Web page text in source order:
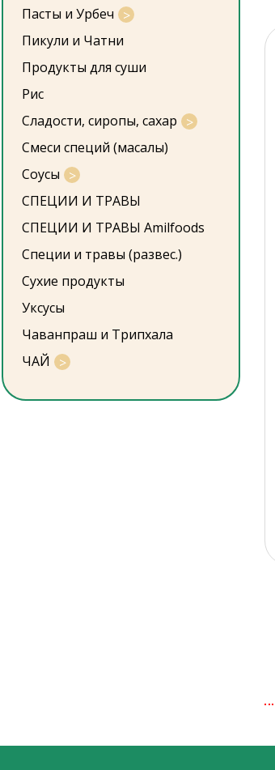
Пасты и Урбеч
Пикули и Чатни
Продукты для суши
Рис
Сладости, сиропы, сахар
Смеси специй (масалы)
Соусы
СПЕЦИИ И ТРАВЫ
СПЕЦИИ И ТРАВЫ Amilfoods
Специи и травы (развес.)
Сухие продукты
Уксусы
Чаванпраш и Трипхала
ЧАЙ